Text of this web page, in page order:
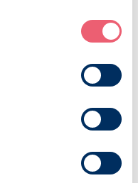
und ich wünsche